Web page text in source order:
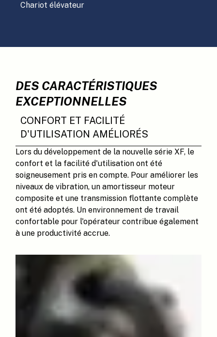
Chariot élévateur
DES CARACTÉRISTIQUES
EXCEPTIONNELLES
CONFORT ET FACILITÉ
D'UTILISATION AMÉLIORÉS
Lors du développement de la nouvelle série XF, le
confort et la facilité d'utilisation ont été
soigneusement pris en compte. Pour améliorer les
niveaux de vibration, un amortisseur moteur
composite et une transmission flottante complète
ont été adoptés. Un environnement de travail
confortable pour l'opérateur contribue également
à une productivité accrue.